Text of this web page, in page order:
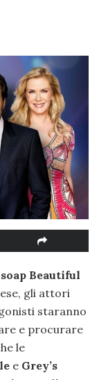
Beautiful
gli attori
staranno
e procurare
le
e Grey’s